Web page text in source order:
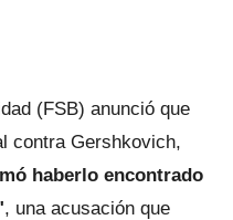
(FSB) anunció que
contra Gershkovich,
haberlo encontrado
, una acusación que